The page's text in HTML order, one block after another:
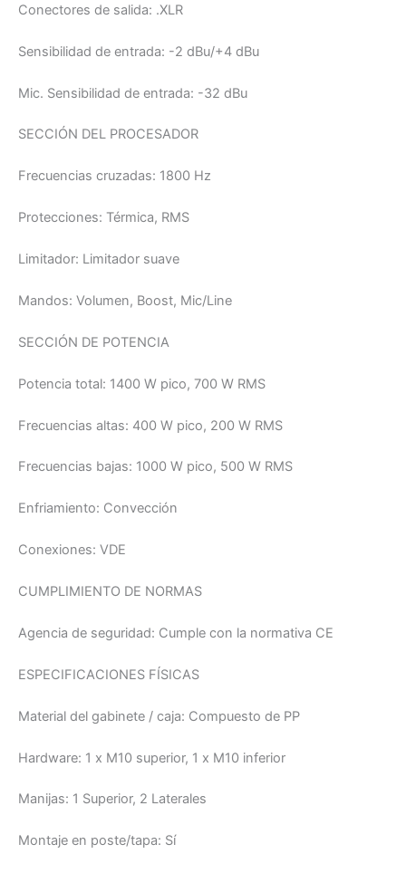
Conectores de salida: .XLR
Sensibilidad de entrada: -2 dBu/+4 dBu
Mic. Sensibilidad de entrada: -32 dBu
SECCIÓN DEL PROCESADOR
Frecuencias cruzadas: 1800 Hz
Protecciones: Térmica, RMS
Limitador: Limitador suave
Mandos: Volumen, Boost, Mic/Line
SECCIÓN DE POTENCIA
Potencia total: 1400 W pico, 700 W RMS
Frecuencias altas: 400 W pico, 200 W RMS
Frecuencias bajas: 1000 W pico, 500 W RMS
Enfriamiento: Convección
Conexiones: VDE
CUMPLIMIENTO DE NORMAS
Agencia de seguridad: Cumple con la normativa CE
ESPECIFICACIONES FÍSICAS
Material del gabinete / caja: Compuesto de PP
Hardware: 1 x M10 superior, 1 x M10 inferior
Manijas: 1 Superior, 2 Laterales
Montaje en poste/tapa: Sí